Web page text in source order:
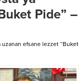
Pide” –
uzanan efsane lezzet “Buket